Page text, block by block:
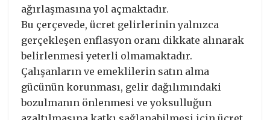
ağırlaşmasına yol açmaktadır.
Bu çerçevede, ücret gelirlerinin yalnızca
gerçekleşen enflasyon oranı dikkate alınarak
belirlenmesi yeterli olmamaktadır.
Çalışanların ve emeklilerin satın alma
gücünün korunması, gelir dağılımındaki
bozulmanın önlenmesi ve yoksulluğun